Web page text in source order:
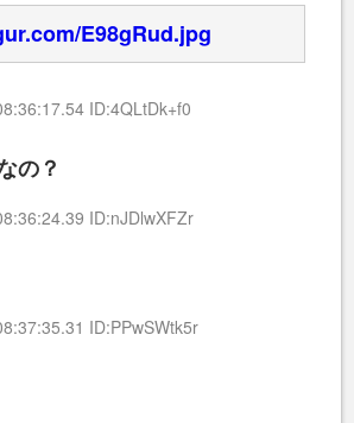
E98gRud.jpg
ID:4QLtDk+f0
の？
ID:nJDlwXFZr
ID:PPwSWtk5r